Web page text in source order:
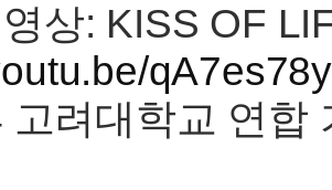
상: KISS OF
고려대학교 연합